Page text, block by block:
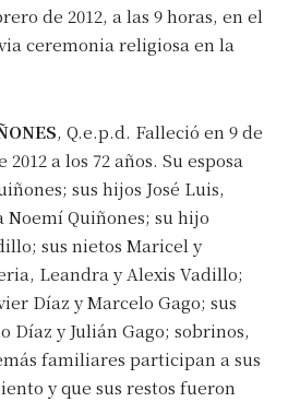
de 2012, a las 9 horas, en el
ceremonia religiosa en la
, Q.e.p.d. Falleció en 9 de
a los 72 años. Su esposa
sus hijos José Luis,
Quiñones; su hijo
sus nietos Maricel y
Leandra y Alexis Vadillo;
Díaz y Marcelo Gago; sus
Díaz y Julián Gago; sobrinos,
familiares participan a sus
y que sus restos fueron